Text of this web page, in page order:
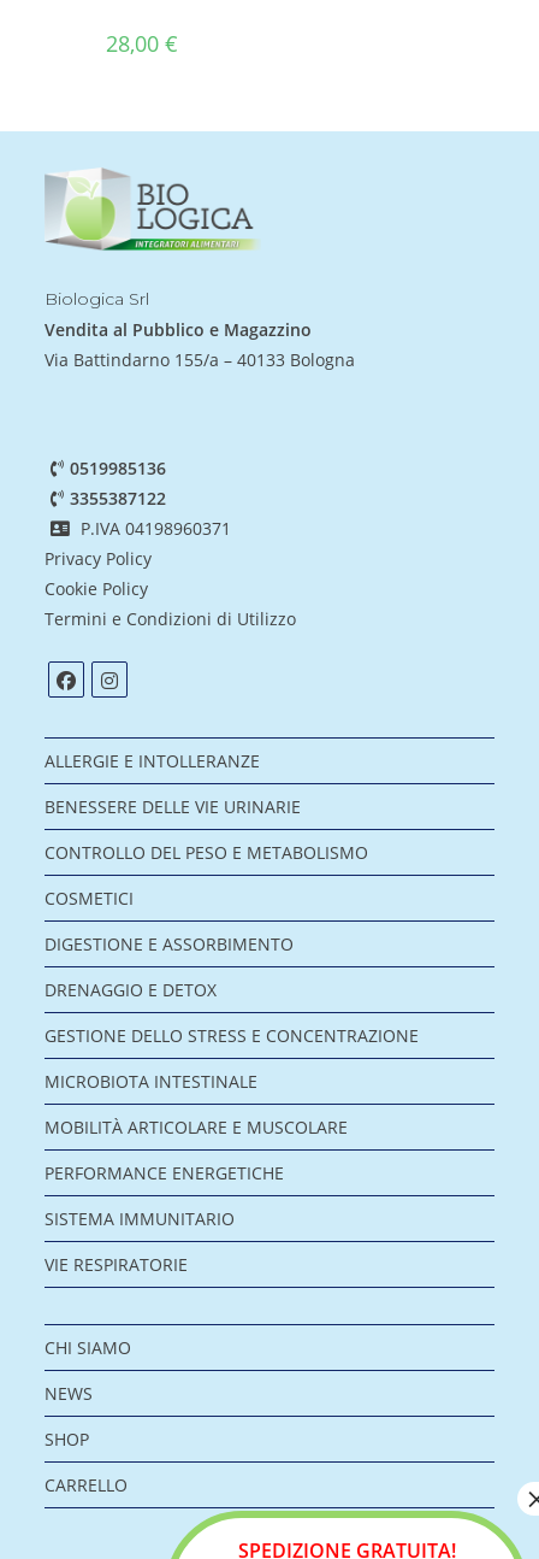
28,00€
Biologica Srl
Vendita al Pubblico e Magazzino
Via Battindarno 155/a – 40133 Bologna
0519985136
3355387122
P.IVA 04198960371
Privacy Policy
Cookie Policy
Termini e Condizioni di Utilizzo
ALLERGIE E INTOLLERANZE
BENESSERE DELLE VIE URINARIE
CONTROLLO DEL PESO E METABOLISMO
COSMETICI
DIGESTIONE E ASSORBIMENTO
DRENAGGIO E DETOX
GESTIONE DELLO STRESS E CONCENTRAZIONE
MICROBIOTA INTESTINALE
MOBILITÀ ARTICOLARE E MUSCOLARE
PERFORMANCE ENERGETICHE
SISTEMA IMMUNITARIO
VIE RESPIRATORIE
CHI SIAMO
NEWS
SHOP
CARRELLO
SPEDIZIONE GRATUITA!